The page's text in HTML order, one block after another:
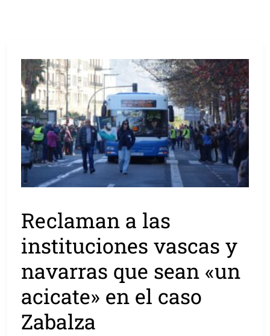
Reclaman a las
instituciones vascas y
navarras que sean «un
acicate» en el caso
Zabalza